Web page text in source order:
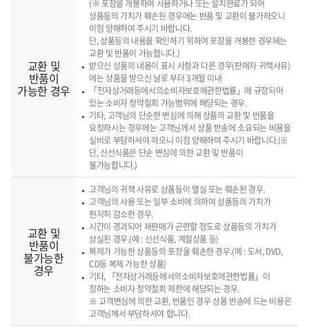
교환 및
반품이
가능한 경우
(※ 포장을 개봉하여 사용하거나 또는 설치완료가 되어
상품등의 가치가 훼손된 경우에는 반품 및 교환이 불가하오니
이점 양해하여 주시기 바랍니다.
단, 상품등의 내용을 확인하기 위하여 포장을 개봉한 경우에는
교환 및 반품이 가능합니다.)
받으신 상품의 내용이 표시 사항과 다른 경우(판매자 귀책사유)
에는 상품을 받으신 날로 부터 3개월 이내
「전자상거래등에서의소비자보호에관한법률」에 규정되어
있는 소비자 청약철회 가능범위에 해당되는 경우.
기타, 고객님의 단순한 변심에 의해 상품의 교환 및 반품을
요청하시는 경우에는 고객님께서 상품 반송에 소요되는 비용을
실비로 부담하셔야 하오니 이점 양해하여 주시기 바랍니다.(※
단, 신선식품은 단순 변심에 의한 교환 및 반품이
불가능합니다.)
교환 및
반품이
불가능한
경우
고객님의 귀책 사유로 상품등이 멸실 또는 훼손된 경우.
고객님의 사용 또는 일부 소비에 의하여 상품등의 가치가
현저히 감소한 경우.
시간이 경과되어 재판매가 곤란할 정도로 상품등의 가치가
상실된 경우.(예 : 신선식품, 계절상품 등)
복제가 가능한 상품등의 포장을 훼손한 경우.(예 : 도서, DVD,
CD등 복제 가능한 상품)
기타, 「전자상거래등에서의소비자보호에관한법률」이
정하는 소비자 청약철회 제한에 해당되는 경우.
※ 고객변심에 의한 교환, 반품인 경우 상품 반송에 드는 비용은
고객님께서 부담하셔야 합니다.